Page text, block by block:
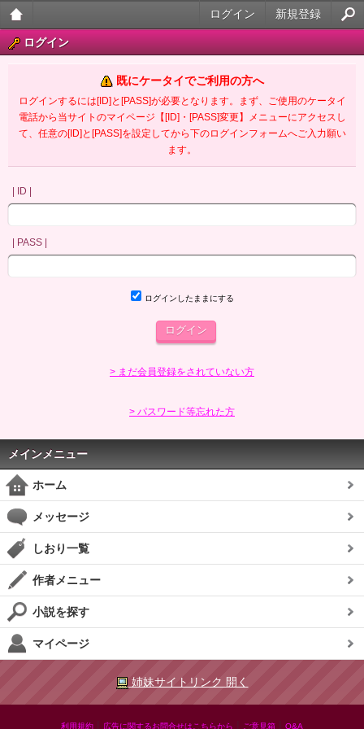
大人
ータ
イ官
新規登録
ログイン
ログイン
既にケータイでご利用の方へ
ログインするには[ID]と[PASS]が必要となります。まず、ご使用のケータイ
電話から当サイトのマイページ【[ID]・[PASS]変更】メニューにアクセスし
て、任意の[ID]と[PASS]を設定してから下のログインフォームへご入力願い
ます。
| ID |
| PASS |
ログインしたままにする
> まだ会員登録をされていない方
> パスワード等忘れた方
メインメニュー
ホーム
メッセージ
しおり一覧
作者メニュー
小説を探す
マイページ
姉妹サイトリンク 開く
利用規約 広告に関するお問合せはこちらから ご意見箱 Q&A